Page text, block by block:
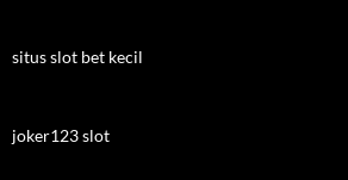
situs slot bet kecil
joker123 slot